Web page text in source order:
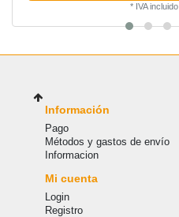
* IVA incluido
Información
Pago
Métodos y gastos de envío
Informacion
Mi cuenta
Login
Registro